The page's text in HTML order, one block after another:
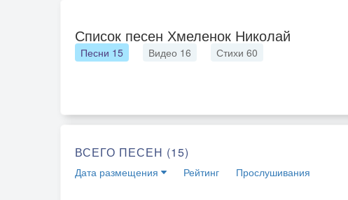
Список песен Хмеленок Николай
Песни 15 Видео 16 Стихи 60
ВСЕГО ПЕСЕН (15)
Дата размещения Рейтинг Прослушивания